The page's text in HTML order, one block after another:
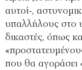
αυτοί-,
υπαλλήλους στο
δικαστές, όπως
που θα αγοράσει